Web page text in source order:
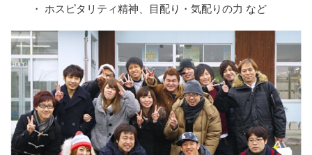
・ ホスピタリティ精神、目配り・気配りの力 など